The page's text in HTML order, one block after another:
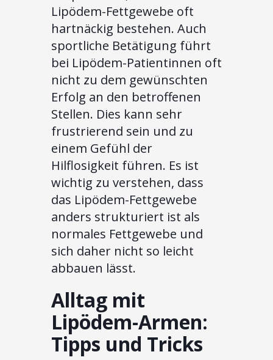
Lipödem-Fettgewebe oft
hartnäckig bestehen. Auch
sportliche Betätigung führt
bei Lipödem-Patientinnen oft
nicht zu dem gewünschten
Erfolg an den betroffenen
Stellen. Dies kann sehr
frustrierend sein und zu
einem Gefühl der
Hilflosigkeit führen. Es ist
wichtig zu verstehen, dass
das Lipödem-Fettgewebe
anders strukturiert ist als
normales Fettgewebe und
sich daher nicht so leicht
abbauen lässt.
Alltag mit
Lipödem-Armen:
Tipps und Tricks